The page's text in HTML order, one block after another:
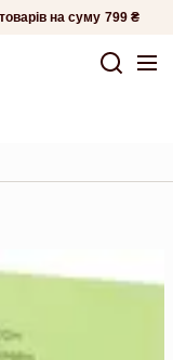
на суму 799 ₴